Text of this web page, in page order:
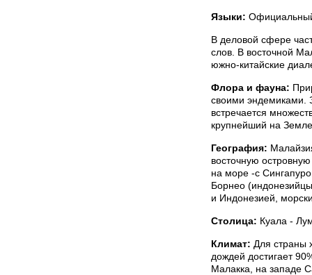
Языки: Официальный
В деловой сфере
слов. В восточной
южно-китайские
Флора и фауна:
своими эндемиками.
встречается
крупнейший на
География:
восточную
на море -с
Борнео
и Индонезией,
Столица: Куала -
Климат: Для страны
дождей достигает
Малакка, на западе